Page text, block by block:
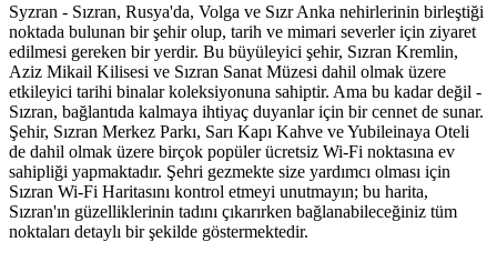
Syzran - Sızran, Rusya'da, Volga ve Sızr Anka nehirlerinin birleştiği
noktada bulunan bir şehir olup, tarih ve mimari severler için ziyaret
edilmesi gereken bir yerdir. Bu büyüleyici şehir, Sızran Kremlin,
Aziz Mikail Kilisesi ve Sızran Sanat Müzesi dahil olmak üzere
etkileyici tarihi binalar koleksiyonuna sahiptir. Ama bu kadar değil -
Sızran, bağlantıda kalmaya ihtiyaç duyanlar için bir cennet de sunar.
Şehir, Sızran Merkez Parkı, Sarı Kapı Kahve ve Yubileinaya Oteli
de dahil olmak üzere birçok popüler ücretsiz Wi-Fi noktasına ev
sahipliği yapmaktadır. Şehri gezmekte size yardımcı olması için
Sızran Wi-Fi Haritasını kontrol etmeyi unutmayın; bu harita,
Sızran'ın güzelliklerinin tadını çıkarırken bağlanabileceğiniz tüm
noktaları detaylı bir şekilde göstermektedir.